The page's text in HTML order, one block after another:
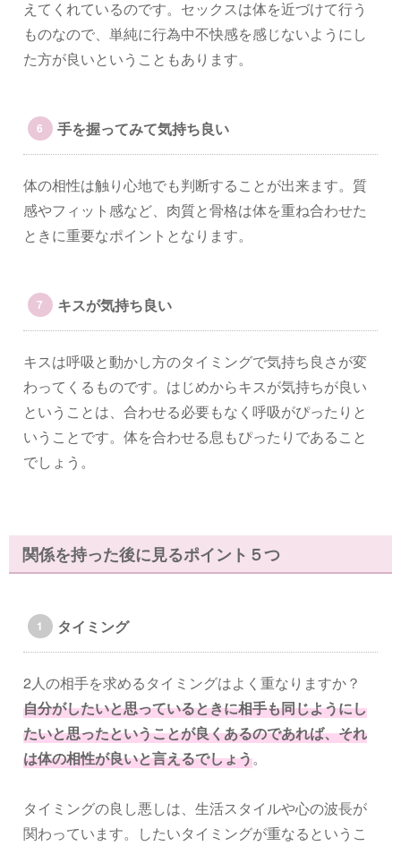
えてくれているのです。セックスは体を近づけて行う
ものなので、単純に行為中不快感を感じないようにし
た方が良いということもあります。
手を握ってみて気持ち良い
体の相性は触り心地でも判断することが出来ます。質
感やフィット感など、肉質と骨格は体を重ね合わせた
ときに重要なポイントとなります。
キスが気持ち良い
キスは呼吸と動かし方のタイミングで気持ち良さが変
わってくるものです。はじめからキスが気持ちが良い
ということは、合わせる必要もなく呼吸がぴったりと
いうことです。体を合わせる息もぴったりであること
でしょう。
関係を持った後に見るポイント５つ
タイミング
2人の相手を求めるタイミングはよく重なりますか？
自分がしたいと思っているときに相手も同じようにし
たいと思ったということが良くあるのであれば、それ
は体の相性が良いと言えるでしょう。
タイミングの良し悪しは、生活スタイルや心の波長が
関わっています。したいタイミングが重なるというこ